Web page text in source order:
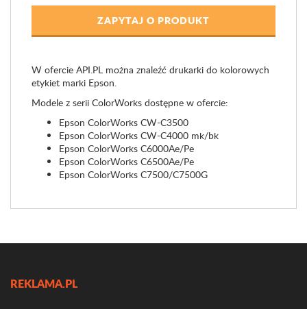
ZAPYTAJ O PRODUKT
W ofercie API.PL można znaleźć drukarki do kolorowych
etykiet marki Epson.
Modele z serii ColorWorks dostępne w ofercie:
Epson ColorWorks CW-C3500
Epson ColorWorks CW-C4000 mk/bk
Epson ColorWorks C6000Ae/Pe
Epson ColorWorks C6500Ae/Pe
Epson ColorWorks C7500/C7500G
REKLAMA.PL